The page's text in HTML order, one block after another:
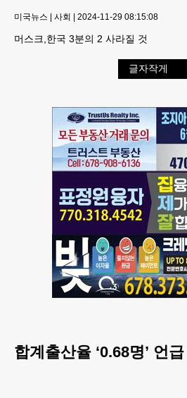
미국뉴스 | 사회 | 2024-11-29 08:15:08
머스크,한국 3분의 2 사라질 것
글자작게
합계출산율 ‘0.68명’ 언급